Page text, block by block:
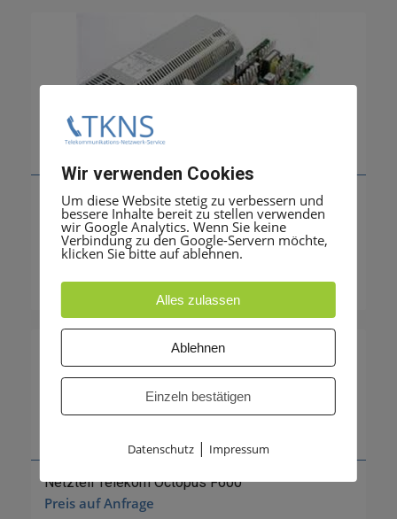
Netzteil Telekom Octopus F400
Preis auf Anfrage
Netzteil Telekom Octopus F600
Preis auf Anfrage
Wir verwenden Cookies
Um diese Website stetig zu verbessern und
bessere Inhalte bereit zu stellen verwenden
wir Google Analytics. Wenn Sie keine
Verbindung zu den Google-Servern möchte,
klicken Sie bitte auf ablehnen.
Alles zulassen
Ablehnen
Einzeln bestätigen
Datenschutz| Impressum